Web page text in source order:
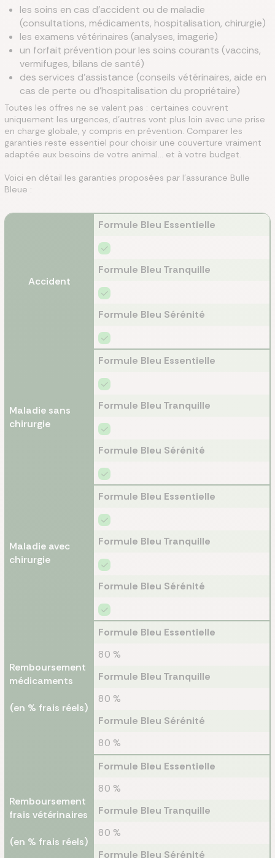
les soins en cas d’accident ou de maladie
(consultations, médicaments, hospitalisation, chirurgie)
les examens vétérinaires (analyses, imagerie)
un forfait prévention pour les soins courants (vaccins,
vermifuges, bilans de santé)
des services d’assistance (conseils vétérinaires, aide en
cas de perte ou d’hospitalisation du propriétaire)
Toutes les offres ne se valent pas : certaines couvrent
uniquement les urgences, d’autres vont plus loin avec une prise
en charge globale, y compris en prévention. Comparer les
garanties reste essentiel pour choisir une couverture vraiment
adaptée aux besoins de votre animal… et à votre budget.
Voici en détail les garanties proposées par l’assurance Bulle
Bleue :
Accident
Formule Bleu Essentielle
Formule Bleu Tranquille
Formule Bleu Sérénité
Maladie sans
chirurgie
Formule Bleu Essentielle
Formule Bleu Tranquille
Formule Bleu Sérénité
Maladie avec
chirurgie
Formule Bleu Essentielle
Formule Bleu Tranquille
Formule Bleu Sérénité
Remboursement
médicaments
(en % frais réels)
Formule Bleu Essentielle
80 %
Formule Bleu Tranquille
80 %
Formule Bleu Sérénité
80 %
Remboursement
frais vétérinaires
(en % frais réels)
Formule Bleu Essentielle
80 %
Formule Bleu Tranquille
80 %
Formule Bleu Sérénité